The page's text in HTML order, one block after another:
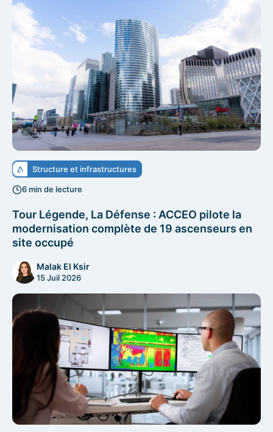
Structure et infrastructures
6 min de lecture
Tour Légende, La Défense : ACCEO pilote la
modernisation complète de 19 ascenseurs en
site occupé
Malak El Ksir
15 Juil 2026